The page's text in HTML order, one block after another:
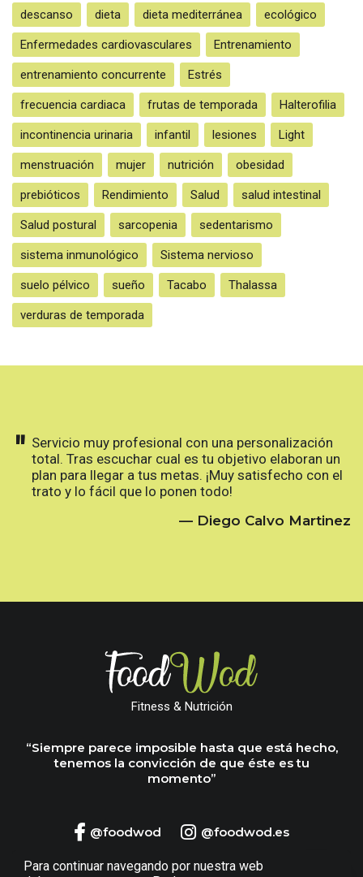
descanso dieta dieta mediterránea ecológico
Enfermedades cardiovasculares Entrenamiento
entrenamiento concurrente Estrés
frecuencia cardiaca frutas de temporada Halterofilia
incontinencia urinaria infantil lesiones Light
menstruación mujer nutrición obesidad
prebióticos Rendimiento Salud salud intestinal
Salud postural sarcopenia sedentarismo
sistema inmunológico Sistema nervioso
suelo pélvico sueño Tacabo Thalassa
verduras de temporada
" Servicio muy profesional con una personalización
total. Tras escuchar cual es tu objetivo elaboran un
plan para llegar a tus metas. ¡Muy satisfecho con el
trato y lo fácil que lo ponen todo!
— Diego Calvo Martinez
Fitness & Nutrición
“Siempre parece imposible hasta que está hecho,
tenemos la convicción de que éste es tu
momento”
@foodwod @foodwod.es
Para continuar navegando por nuestra web